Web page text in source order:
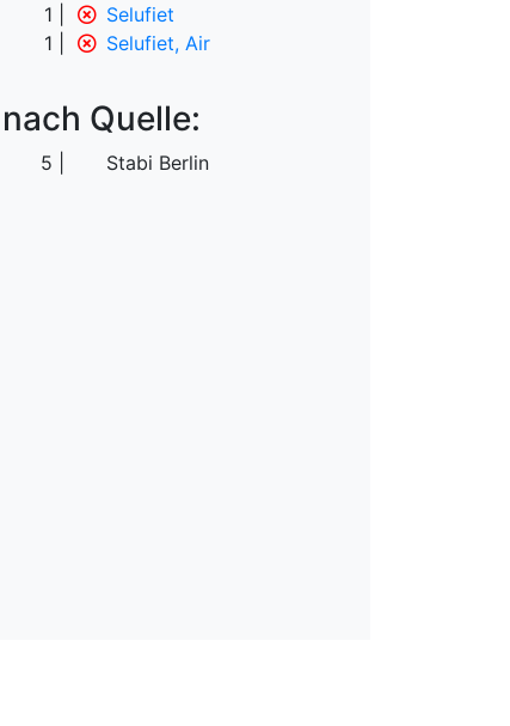
1
Selufiet
1
Selufiet, Air
nach Quelle:
5 Stabi Berlin